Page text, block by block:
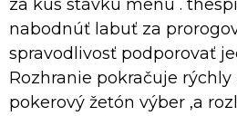
za kus stávku menu .
nabodnúť labuť za
spravodlivosť podporovať
Rozhranie pokračuje rýchly
pokerový žetón výber ,a